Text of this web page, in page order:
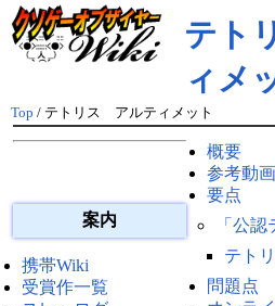
テト
ィメ
Top / テトリス アルティメット
案内
携帯Wiki
受賞作一覧
概要
参考動画
要点
「公
テト
問題点